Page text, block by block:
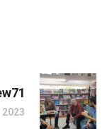
2023